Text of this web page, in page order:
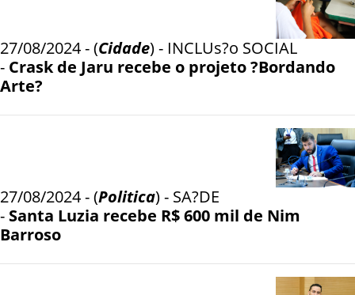
27/08/2024 - (Cidade) - INCLUs?o SOCIAL
- Crask de Jaru recebe o projeto ?Bordando
Arte?
27/08/2024 - (Politica) - SA?DE
- Santa Luzia recebe R$ 600 mil de Nim
Barroso